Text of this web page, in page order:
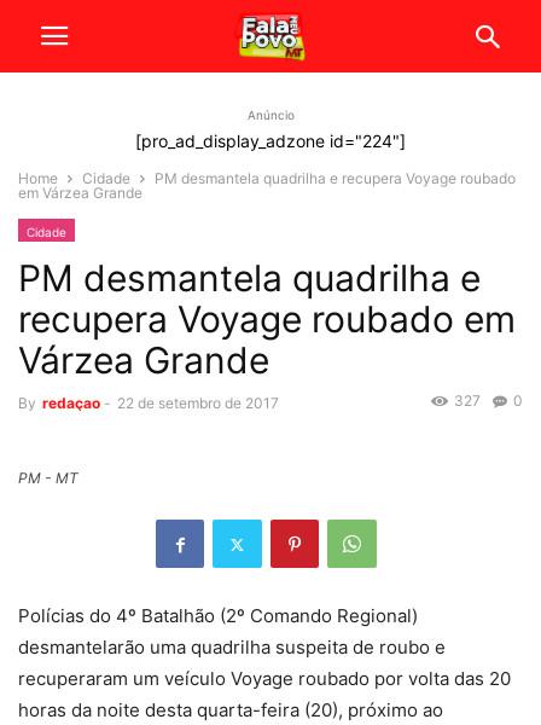
Anúncio
[pro_ad_display_adzone id="224"]
Home Cidade
PM desmantela quadrilha e recupera Voyage roubado
em Várzea Grande
Cidade
PM desmantela quadrilha e
recupera Voyage roubado em
Várzea Grande
By redaçao - 22 de setembro de 2017 0
327
PM - MT
Polícias do 4º Batalhão (2º Comando Regional)
desmantelarão uma quadrilha suspeita de roubo e
recuperaram um veículo Voyage roubado por volta das 20
horas da noite desta quarta-feira (20), próximo ao